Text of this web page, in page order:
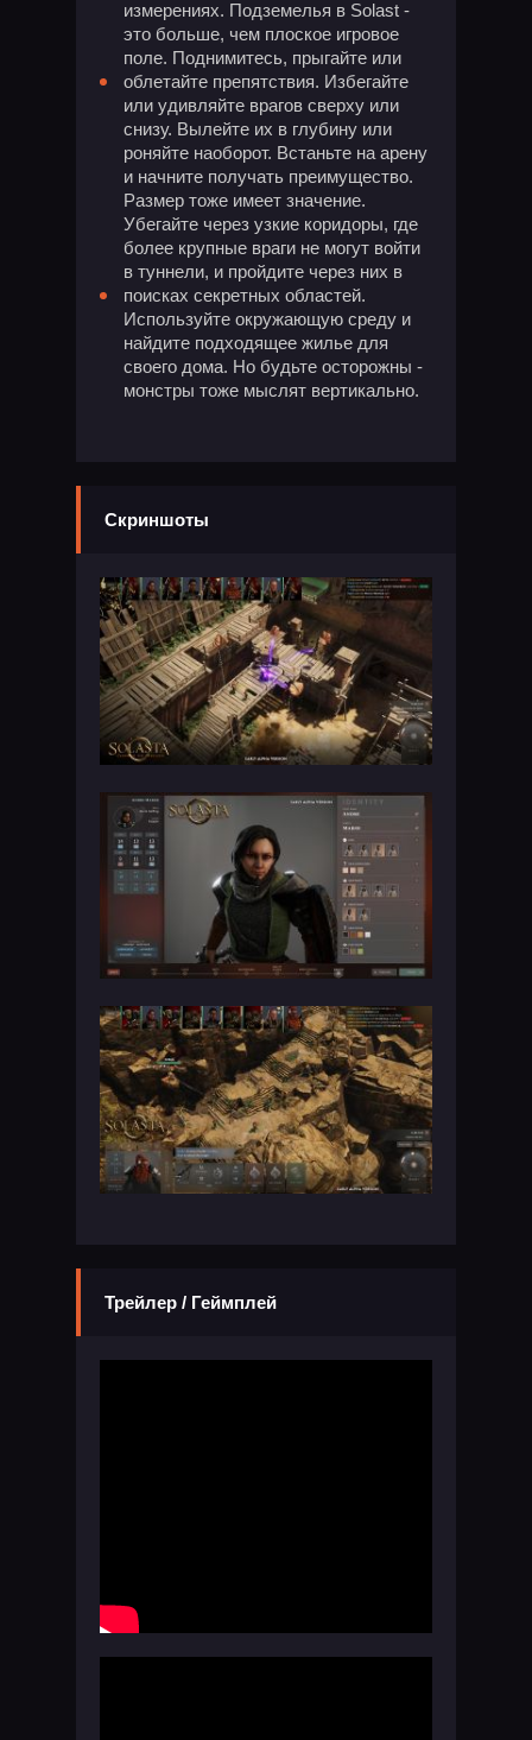
измерениях. Подземелья в Solast -
это больше, чем плоское игровое
поле. Поднимитесь, прыгайте или
облетайте препятствия. Избегайте
или удивляйте врагов сверху или
снизу. Вылейте их в глубину или
роняйте наоборот. Встаньте на арену
и начните получать преимущество.
Размер тоже имеет значение.
Убегайте через узкие коридоры, где
более крупные враги не могут войти
в туннели, и пройдите через них в
поисках секретных областей.
Используйте окружающую среду и
найдите подходящее жилье для
своего дома. Но будьте осторожны -
монстры тоже мыслят вертикально.
Скриншоты
Трейлер / Геймплей